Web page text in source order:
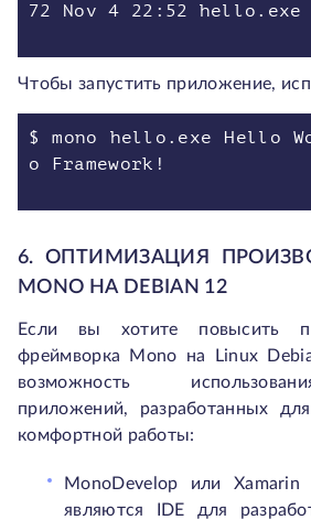
72 Nov 4 22:52 hello.exe
Чтобы запустить приложение,
$ mono hello.exe Hello
o Framework!
6. ОПТИМИЗАЦИЯ
MONO НА DEBIAN 12
Если вы хотите повысить
фреймворка Mono на Linux
возможность
приложений, разработанных
комфортной работы:
MonoDevelop или
являются IDE для